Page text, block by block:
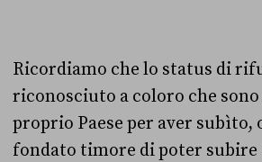
Ricordiamo che lo status di
riconosciuto a coloro che
proprio Paese per aver subìto,
fondato timore di poter